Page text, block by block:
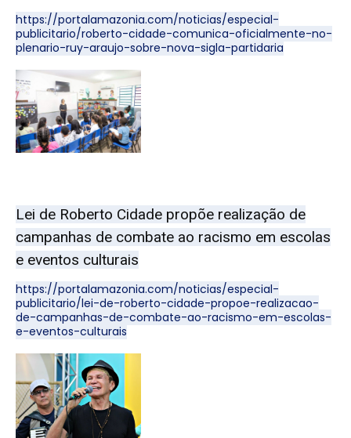
https://portalamazonia.com/noticias/especial-
publicitario/roberto-cidade-comunica-oficialmente-no-
plenario-ruy-araujo-sobre-nova-sigla-partidaria
Lei de Roberto Cidade propõe realização de
campanhas de combate ao racismo em escolas
e eventos culturais
https://portalamazonia.com/noticias/especial-
publicitario/lei-de-roberto-cidade-propoe-realizacao-
de-campanhas-de-combate-ao-racismo-em-escolas-
e-eventos-culturais